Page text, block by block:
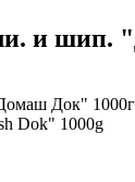
и
Док" 1000г
Dok" 1000g